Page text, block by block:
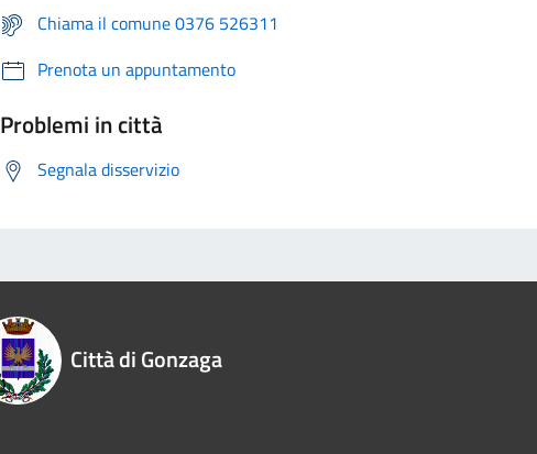
Chiama il comune 0376 526311
Prenota un appuntamento
Problemi in città
Segnala disservizio
Città di Gonzaga